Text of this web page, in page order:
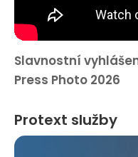
Slavnostní
Press Photo 2026
Protext služby